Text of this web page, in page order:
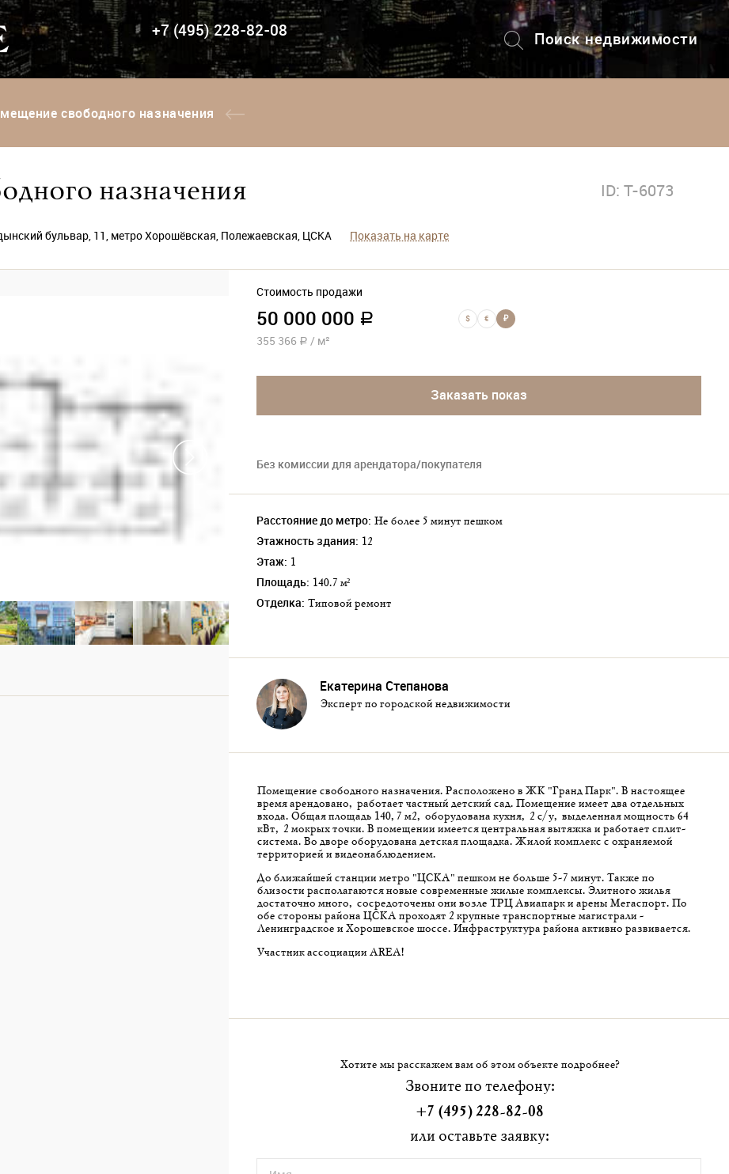
+7 (495) 228-82-08
Поиск недвижимости
+7 (495) 228-82-08
свободного назначения
назначения ID: T-6073
бульвар, 11, метро Хорошёвская, Полежаевская, ЦСКА Показать на карте
Стоимость продажи
50 000 000 a $ € ₽
355 366 a / м²
Заказать показ
Без комиссии для арендатора/покупателя
Расстояние до метро: не более 5 минут пешком
Этажность здания: 12
Этаж: 1
Площадь: 140.7 м²
Отделка: Типовой ремонт
Екатерина Степанова
Эксперт по городской недвижимости
Помещение свободного назначения. Расположено в ЖК "Гранд Парк". В настоящее
время арендовано, работает частный детский сад. Помещение имеет два отдельных
входа. Общая площадь 140,7 м2, оборудована кухня, 2 с/у, выделенная мощность 64
кВт, 2 мокрых точки. В помещении имеется центральная вытяжка и работает сплит-
система. Во дворе оборудована детская площадка. Жилой комплекс с охраняемой
территорией и видеонаблюдением.
До ближайшей станции метро "ЦСКА" пешком не больше 5-7 минут. Также по
близости располагаются новые современные жилые комплексы. Элитного жилья
достаточно много, сосредоточены они возле ТРЦ Авиапарк и арены Мегаспорт. По
обе стороны района ЦСКА проходят 2 крупные транспортные магистрали -
Ленинградское и Хорошевское шоссе. Инфраструктура района активно развивается.
Участник ассоциации AREA!
Хотите мы расскажем вам об этом объекте подробнее?
Звоните по телефону:
+7 (495) 228-82-08
или оставьте заявку: